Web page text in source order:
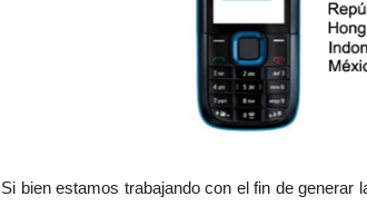
Si bien estamos trabajando con el fin de generar